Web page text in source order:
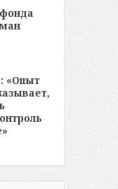
«Опыт